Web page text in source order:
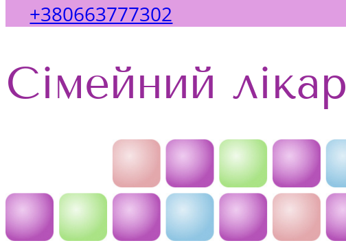
+380663777302
Сімейний лікар